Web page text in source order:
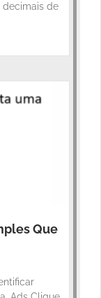
decimais de
Que